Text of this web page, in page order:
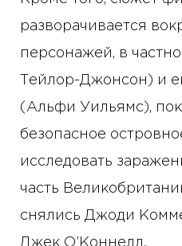
разворачивается
персонажей, в
Тейлор-Джонсон) и
(Альфи Уильямс),
безопасное
исследовать
часть
снялись Джоди
Джек О’Коннелл.